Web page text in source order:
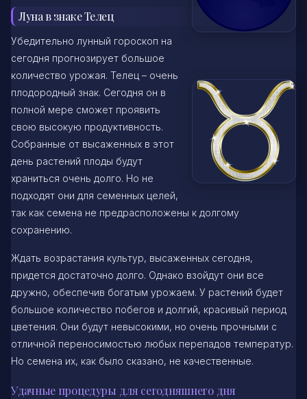
Луна в знаке Телец
Убедительно лунный гороскоп на
сегодня прогнозирует большое
количество урожая. Телец – очень
плодородный знак. Сегодня он в
полной мере сможет проявить
свою высокую продуктивность.
Собранные от высаженных в этот
день растений плоды будут
храниться очень долго. Но не
подходят они для семенных целей,
так как семена не предрасположены к долгому
сохранению.
Ждать возрастания культур, высаженных сегодня,
придется достаточно долго. Однако взойдут они все
дружно, обеспечив богатым урожаем. У растений будет
большое количество побегов и долгий, красивый период
цветения. Они будут невысокими, но очень прочными с
отличной переносимостью любых перепадов температур.
Но семена их, как было сказано, не качественные.
Удачные процедуры для сегодняшнего дня